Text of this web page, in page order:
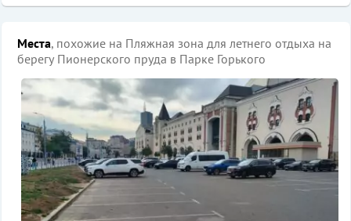
Места, похожие на Пляжная зона для летнего отдыха на
берегу Пионерского пруда в Парке Горького